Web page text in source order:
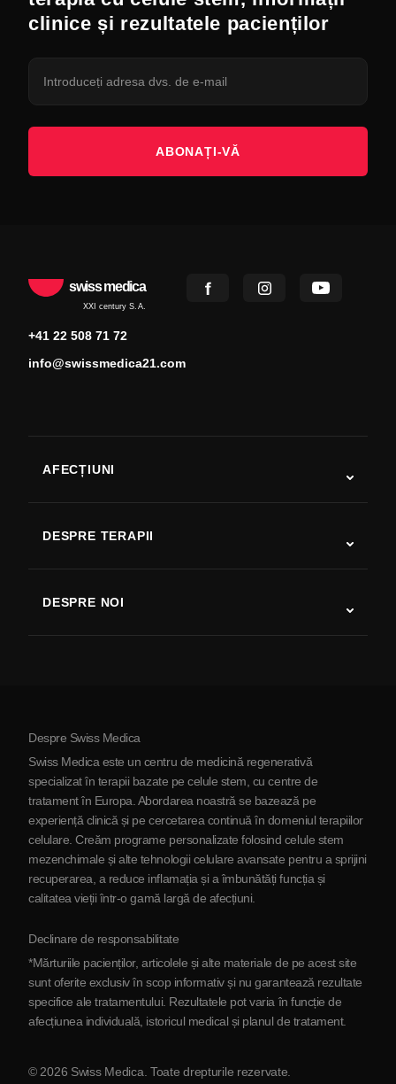
clinice și rezultatele pacienților
ABONAȚI-VĂ
swiss medica
XXI century S.A.
+41 22 508 71 72
info@swissmedica21.com
AFECȚIUNI
Boala Parkinson
Artrită
DESPRE TERAPII
DESPRE NOI
Despre Serbia
Parteneriat
Contactaţi-ne
Despre Swiss Medica
Swiss Medica este un centru de medicină regenerativă
specializat în terapii bazate pe celule stem, cu centre de
tratament în Europa. Abordarea noastră se bazează pe
experiență clinică și pe cercetarea continuă în domeniul terapiilor
celulare. Creăm programe personalizate folosind celule stem
mezenchimale și alte tehnologii celulare avansate pentru a sprijini
recuperarea, a reduce inflamația și a îmbunătăți funcția și
calitatea vieții într-o gamă largă de afecțiuni.
Declinare de responsabilitate
*Mărturiile pacienților, articolele și alte materiale de pe acest site
sunt oferite exclusiv în scop informativ și nu garantează rezultate
specifice ale tratamentului. Rezultatele pot varia în funcție de
afecțiunea individuală, istoricul medical și planul de tratament.
© 2026 Swiss Medica. Toate drepturile rezervate.